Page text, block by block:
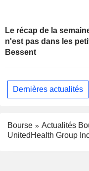
Le récap de la
n'est pas dans les
Bessent
Dernières actualités
Bourse
Actualités
UnitedHealth Group